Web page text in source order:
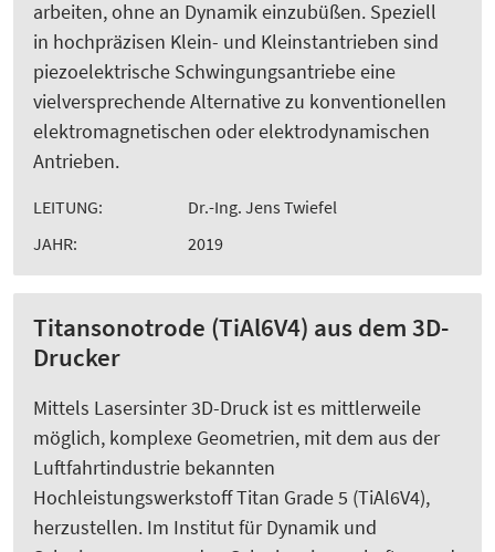
arbeiten, ohne an Dynamik einzubüßen. Speziell
in hochpräzisen Klein- und Kleinstantrieben sind
piezoelektrische Schwingungsantriebe eine
vielversprechende Alternative zu konventionellen
elektromagnetischen oder elektrodynamischen
Antrieben.
LEITUNG:
Dr.-Ing. Jens Twiefel
JAHR:
2019
Titansonotrode (TiAl6V4) aus dem 3D-
Drucker
Mittels Lasersinter 3D-Druck ist es mittlerweile
möglich, komplexe Geometrien, mit dem aus der
Luftfahrtindustrie bekannten
Hochleistungswerkstoff Titan Grade 5 (TiAl6V4),
herzustellen. Im Institut für Dynamik und